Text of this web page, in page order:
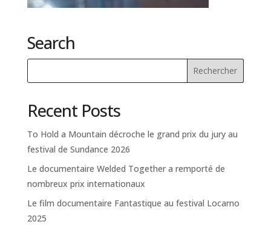
Search
Recent Posts
To Hold a Mountain décroche le grand prix du jury au
festival de Sundance 2026
Le documentaire Welded Together a remporté de
nombreux prix internationaux
Le film documentaire Fantastique au festival Locarno
2025